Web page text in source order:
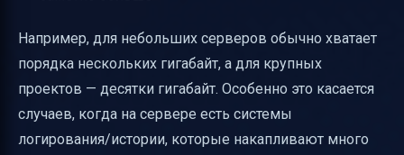
Например, для небольших серверов обычно хватает
порядка нескольких гигабайт, а для крупных
проектов — десятки гигабайт. Особенно это касается
случаев, когда на сервере есть системы
логирования/истории, которые накапливают много